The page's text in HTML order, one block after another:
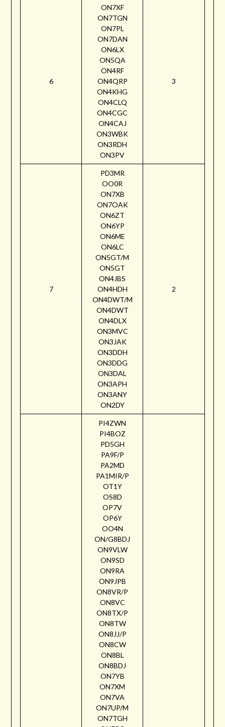
6
ON7XF
ON7TGN
ON7PL
ON7DAN
ON6LX
ON5QA
ON4RF
ON4QRP
ON4KHG
ON4CLQ
ON4CGC
ON4CAJ
ON3WBK
ON3RDH
ON3PV
3
7
PD3MR
OO0R
ON7XB
ON7OAK
ON6ZT
ON6YP
ON6ME
ON6LC
ON5GT/M
ON5GT
ON4JBS
ON4HDH
ON4DWT/M
ON4DWT
ON4DLX
ON3MVC
ON3JAK
ON3DDH
ON3DDG
ON3DAL
ON3APH
ON3ANY
ON2DY
2
PI4ZWN
PI4BOZ
PD5GH
PA9F/P
PA2MD
PA1MIR/P
OT1Y
OS8D
OP7V
OP6Y
OO4N
ON/G8BDJ
ON9VLW
ON9SD
ON9RA
ON9JPB
ON8VR/P
ON8VC
ON8TX/P
ON8TW
ON8JJ/P
ON8CW
ON8BL
ON8BDJ
ON7YB
ON7XM
ON7VA
ON7UP/M
ON7TGH